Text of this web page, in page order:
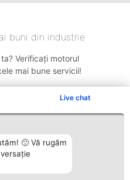
Live chat
🙂 Vă rugăm
buni din industrie
Verificați motorul
mai bune servicii!